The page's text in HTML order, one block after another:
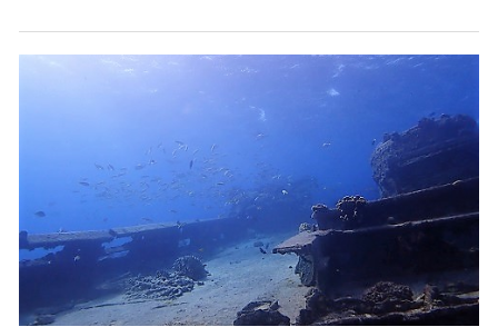
みエントリーを行います。
たとえクジラが近くを泳いでいても、状況によってはエ
ントリーを行わない場合があります。
2.人数制限とエントリー順
クジラへのストレス軽減や安全管理の観点から、エント
リー人数を制限する場合があります。また、エントリー
の順番はガイドが決定しますので、必ずその指示に従っ
て準備してください。
3.クジラとの距離と泳ぎ方
クジラの観察は水面からのみとし、素潜りは禁止としま